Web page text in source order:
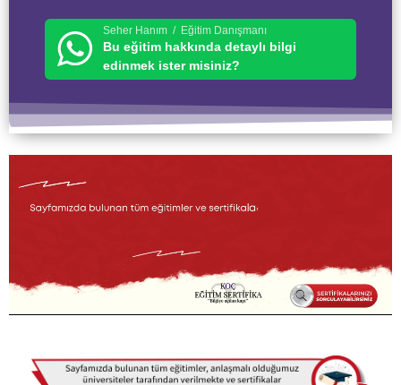
Seher Hanım / Eğitim Danışmanı
Bu eğitim hakkında detaylı bilgi
edinmek ister misiniz?